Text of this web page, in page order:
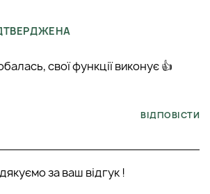
свої функції виконує 👍
ВІДПОВІСТИ
за ваш відгук !